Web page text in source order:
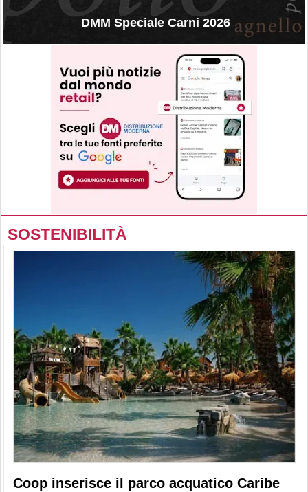
DMM Speciale Carni 2026
SOSTENIBILITÀ
Coop inserisce il parco acquatico Caribe